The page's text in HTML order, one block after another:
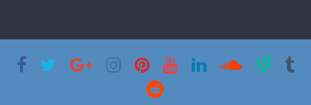
historia
11 de julio de
2026
29 de julio de